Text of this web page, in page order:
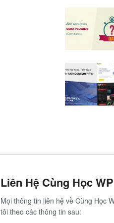
Liên Hệ Cùng Học WP
Mọi thông tin liên hệ về Cùng Học
tôi theo các thông tin sau: